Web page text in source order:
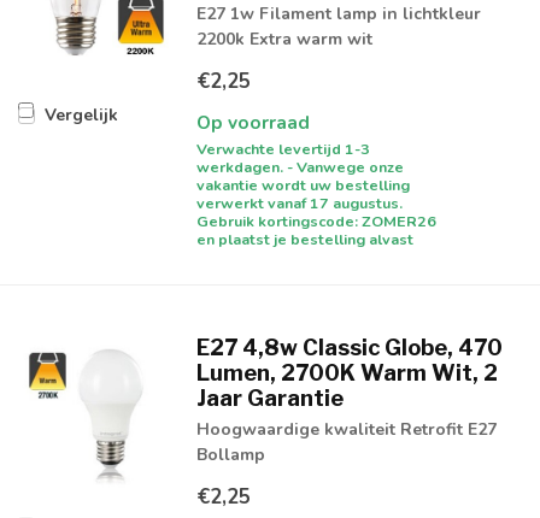
Vergelijk
E27 1w Filament lamp in lichtkleur
2200k Extra warm wit
€2,25
Op voorraad
Verwachte levertijd 1-3
werkdagen. - Vanwege onze
vakantie wordt uw bestelling
verwerkt vanaf 17 augustus.
Gebruik kortingscode: ZOMER26
en plaatst je bestelling alvast
E27 4,8w Classic Globe, 470
Lumen, 2700K Warm Wit, 2
Jaar Garantie
Hoogwaardige kwaliteit Retrofit E27
Bollamp
€2,25